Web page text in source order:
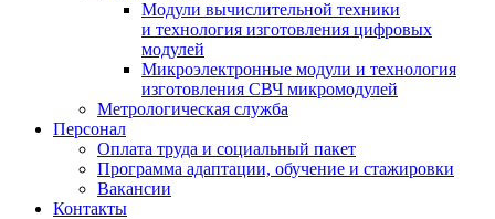
Модули вычислительной техники
и технология изготовления цифровых
модулей
Микроэлектронные модули и технология
изготовления СВЧ микромодулей
Метрологическая служба
Персонал
Оплата труда и социальный пакет
Программа адаптации, обучение и стажировки
Вакансии
Контакты